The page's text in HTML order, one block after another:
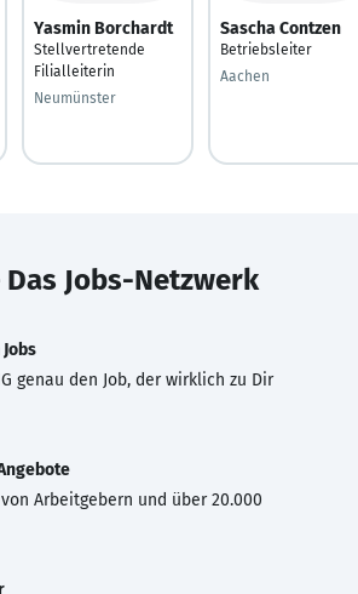
Yasmin Borchardt
Stellvertretende
Filialleiterin
Neumünster
Sascha Contzen
Betriebsleiter
Aachen
Das Jobs-Netzwerk
genau den Job, der wirklich zu Dir
Arbeitgebern und über 20.000